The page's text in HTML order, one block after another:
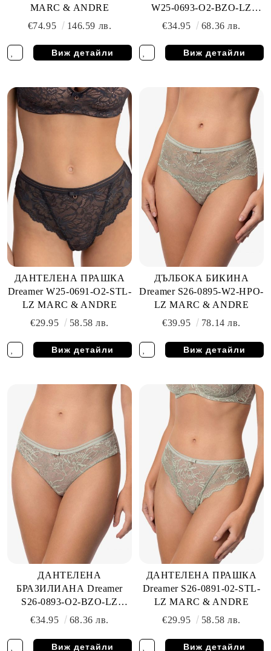
MARC & ANDRE
€74.95
146.59 лв.
Виж детайли
W25-0693-O2-BZO-LZ
MARC & ANDRE
€34.95 68.36 лв.
Виж детайли
ДАНТЕЛЕНА ПРАШКА
Dreamer W25-0691-O2-STL-
LZ MARC & ANDRE
€29.95
58.58 лв.
Виж детайли
ДЪЛБОКА БИКИНА
Dreamer S26-0895-W2-HPO-
LZ MARC & ANDRE
€39.95
78.14 лв.
Виж детайли
ДАНТЕЛЕНА
БРАЗИЛИАНА Dreamer
S26-0893-O2-BZO-LZ
MARC & ANDRE
€34.95 68.36 лв.
Виж детайли
ДАНТЕЛЕНА ПРАШКА
Dreamer S26-0891-02-STL-
LZ MARC & ANDRE
€29.95
58.58 лв.
Виж детайли